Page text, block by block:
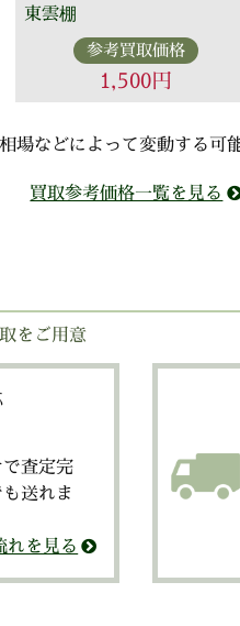
東雲棚
参考買取価格
1,500円
などによって変動する可
買取参考価格一覧を見る
をご用意
査定完
送れま
れを見る